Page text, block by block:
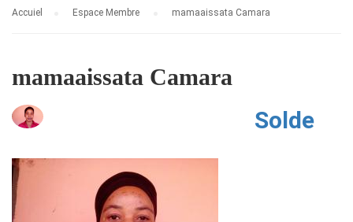
Accuiel Espace Membre mamaaissata Camara
mamaaissata Camara
Solde